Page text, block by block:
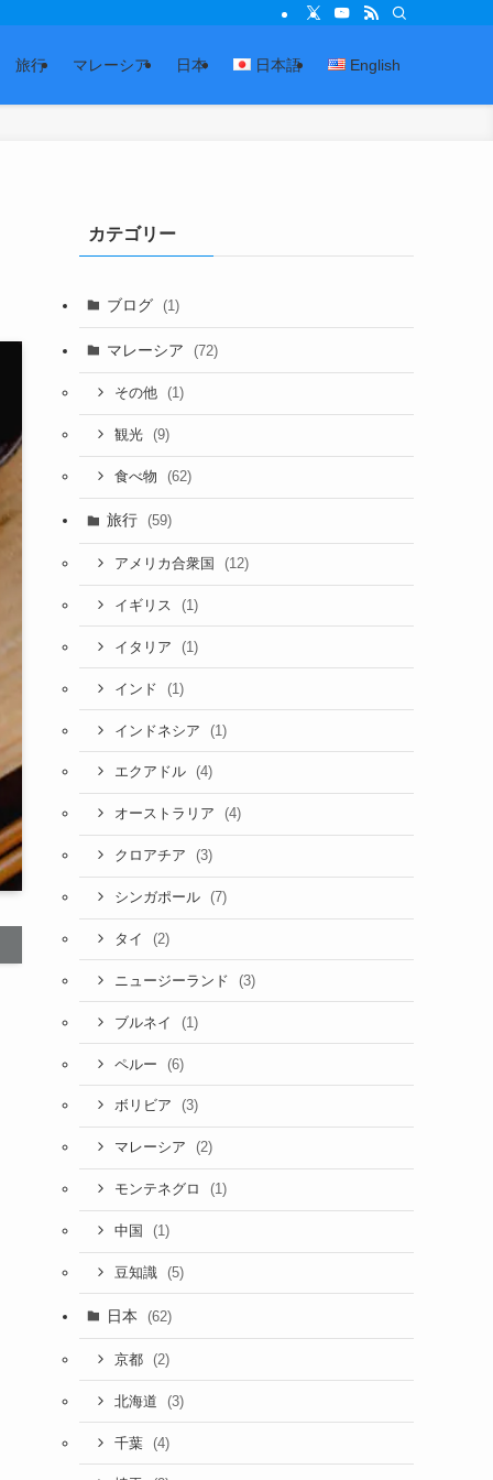
旅行 マレーシア 日本 日本語 English
カテゴリー
ブログ (1)
マレーシア (72)
その他 (1)
観光 (9)
食べ物 (62)
旅行 (59)
アメリカ合衆国 (12)
イギリス (1)
イタリア (1)
インド (1)
インドネシア (1)
エクアドル (4)
オーストラリア (4)
クロアチア (3)
シンガポール (7)
タイ (2)
ニュージーランド (3)
ブルネイ (1)
ペルー (6)
ボリビア (3)
マレーシア (2)
モンテネグロ (1)
中国 (1)
豆知識 (5)
日本 (62)
京都 (2)
北海道 (3)
千葉 (4)